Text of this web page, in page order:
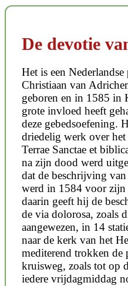
De devotie
Het is een Nederlandse
Christiaan van
geboren en in 1585 in
grote invloed heeft
deze gebedsoefening.
driedelig werk over
Terrae Sanctae et
na zijn dood werd
dat de beschrijving
werd in 1584 voor zijn
daarin geeft hij de
de via dolorosa, zoals
aangewezen, in 14
naar de kerk van het
mediterend trokken de
kruisweg, zoals tot op
iedere vrijdagmiddag